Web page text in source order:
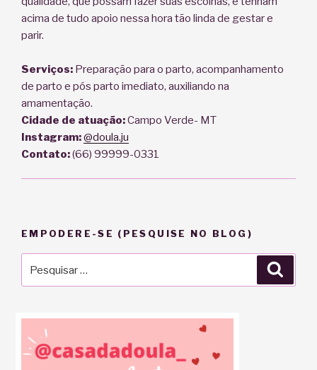
acima de tudo apoio nessa hora tão linda de gestar e
parir.
Serviços: Preparação para o parto, acompanhamento
de parto e pós parto imediato, auxiliando na
amamentação.
Cidade de atuação:Campo Verde- MT
Instagram:@doula.ju
Contato:(66) 99999-0331
EMPODERE-SE (PESQUISE NO BLOG)